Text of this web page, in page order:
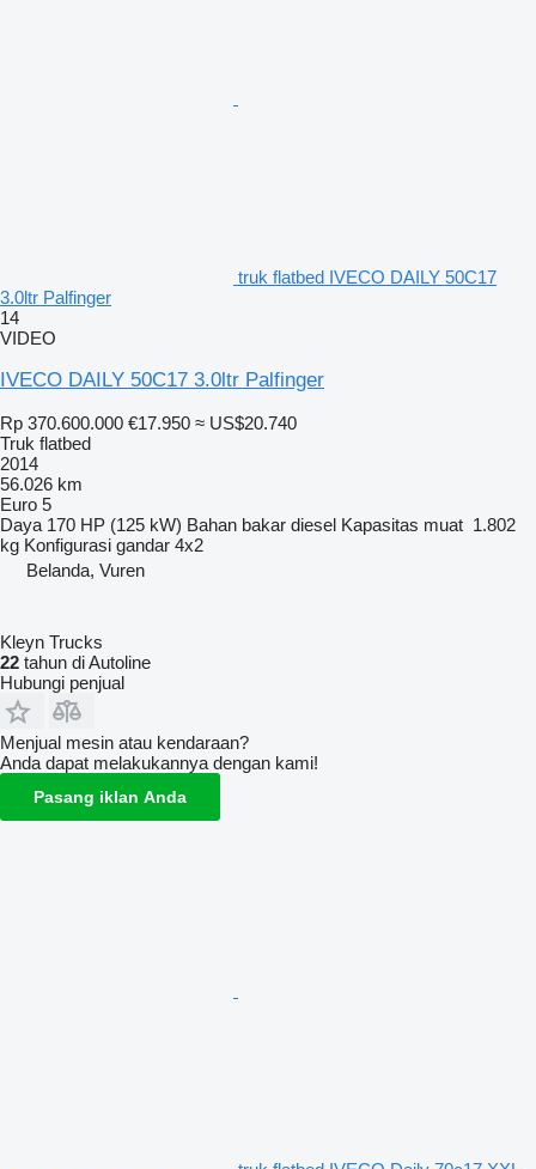
truk flatbed IVECO DAILY 50C17
3.0ltr Palfinger
14
VIDEO
IVECO DAILY 50C17 3.0ltr Palfinger
Rp 370.600.000 €17.950 ≈ US$20.740
Truk flatbed
2014
56.026 km
Euro 5
Daya 170 HP (125 kW) Bahan bakar diesel Kapasitas muat 1.802
kg Konfigurasi gandar 4x2
Belanda, Vuren
Kleyn Trucks
22 tahun di Autoline
Hubungi penjual
Menjual mesin atau kendaraan?
Anda dapat melakukannya dengan kami!
Pasang iklan Anda